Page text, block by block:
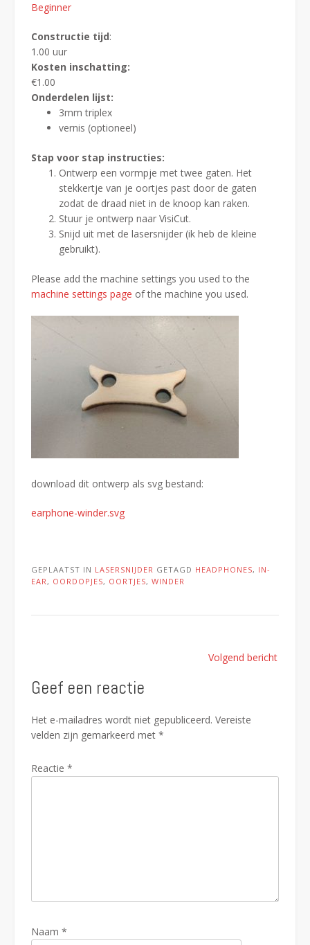
Beginner
Constructie tijd:
1.00 uur
Kosten inschatting:
€1.00
Onderdelen lijst:
3mm triplex
vernis (optioneel)
Stap voor stap instructies:
Ontwerp een vormpje met twee gaten. Het
stekkertje van je oortjes past door de gaten
zodat de draad niet in de knoop kan raken.
Stuur je ontwerp naar VisiCut.
Snijd uit met de lasersnijder (ik heb de kleine
gebruikt).
Please add the machine settings you used to the
machine settings page of the machine you used.
download dit ontwerp als svg bestand:
earphone-winder.svg
GEPLAATST IN LASERSNIJDER GETAGD HEADPHONES, IN-
EAR, OORDOPJES, OORTJES, WINDER
Volgend bericht
Geef een reactie
Het e-mailadres wordt niet gepubliceerd. Vereiste
velden zijn gemarkeerd met *
Reactie *
Naam *